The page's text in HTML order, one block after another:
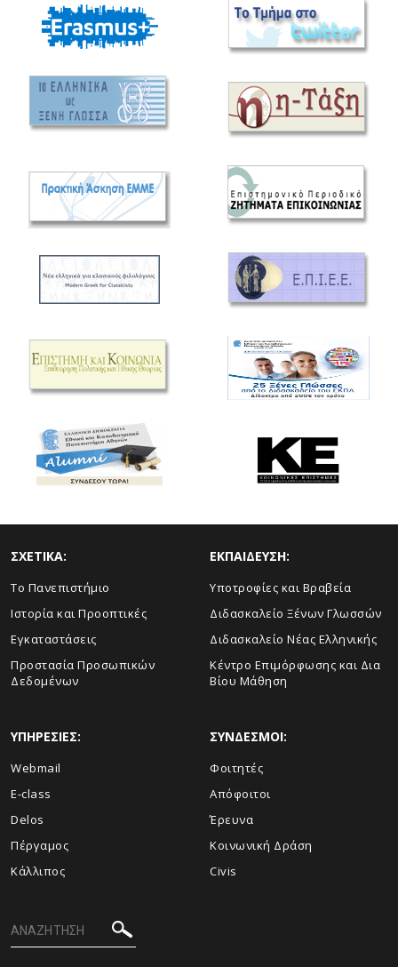
ΣΧΕΤΙΚΑ:
To Πανεπιστήμιο
Ιστορία και Προοπτικές
Εγκαταστάσεις
Προστασία Προσωπικών
Δεδομένων
ΕΚΠΑΙΔΕΥΣΗ:
Υποτροφίες και Βραβεία
Διδασκαλείο Ξένων Γλωσσών
Διδασκαλείο Νέας Ελληνικής
Κέντρο Επιμόρφωσης και Δια
Βίου Μάθηση
ΥΠΗΡΕΣΙΕΣ:
Webmail
E-class
Delos
Πέργαμος
Κάλλιπος
ΣΥΝΔΕΣΜΟΙ:
Φοιτητές
Απόφοιτοι
Έρευνα
Κοινωνική Δράση
Civis